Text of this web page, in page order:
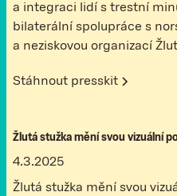
a integraci lidí s trestní
bilaterální spolupráce s
a neziskovou organizací
Stáhnout presskit
Žlutá stužka mění svou vizuální
4.3.2025
Žlutá stužka mění svou